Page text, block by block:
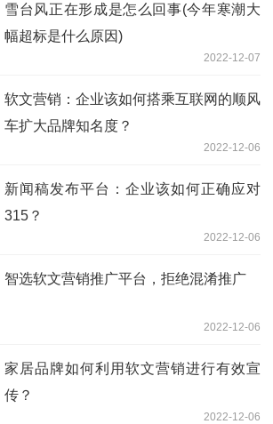
雪台风正在形成是怎么回事(今年寒潮大
幅超标是什么原因)
2022-12-07
软文营销：企业该如何搭乘互联网的顺风
车扩大品牌知名度？
2022-12-06
新闻稿发布平台：企业该如何正确应对
315？
2022-12-06
智选软文营销推广平台，拒绝混淆推广
2022-12-06
家居品牌如何利用软文营销进行有效宣
传？
2022-12-06